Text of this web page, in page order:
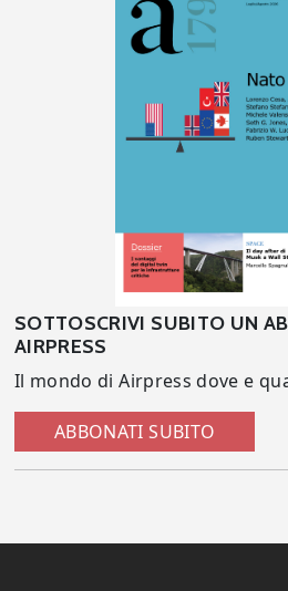
SOTTOSCRIVI SUBITO UN
AIRPRESS
Il mondo di Airpress dove e
ABBONATI SUBITO